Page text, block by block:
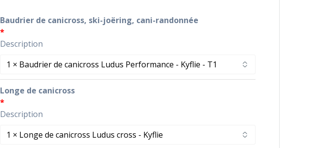
Baudrier de canicross, ski-joëring, cani-randonnée
Description
Longe de canicross
Description